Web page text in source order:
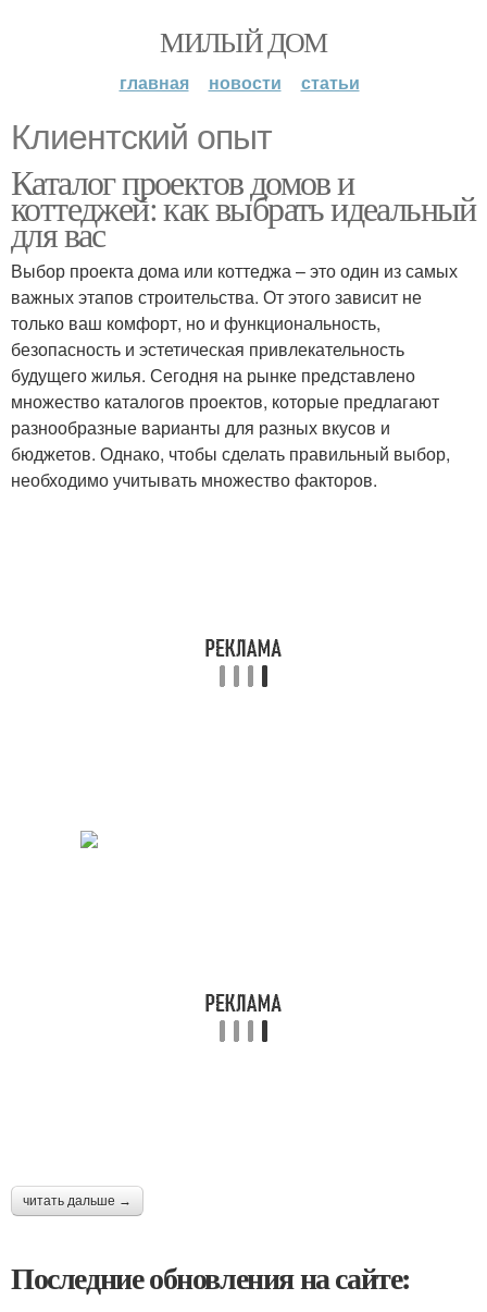
МИЛЫЙ ДОМ
главная новости статьи
Клиентский опыт
Каталог проектов домов и
коттеджей: как выбрать идеальный
для вас
Выбор проекта дома или коттеджа – это один из самых
важных этапов строительства. От этого зависит не
только ваш комфорт, но и функциональность,
безопасность и эстетическая привлекательность
будущего жилья. Сегодня на рынке представлено
множество каталогов проектов, которые предлагают
разнообразные варианты для разных вкусов и
бюджетов. Однако, чтобы сделать правильный выбор,
необходимо учитывать множество факторов.
читать дальше →
Последние обновления на сайте: